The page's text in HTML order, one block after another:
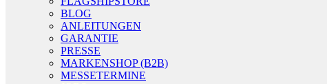
BLOG
ANLEITUNGEN
GARANTIE
PRESSE
MARKENSHOP (B2B)
MESSETERMINE